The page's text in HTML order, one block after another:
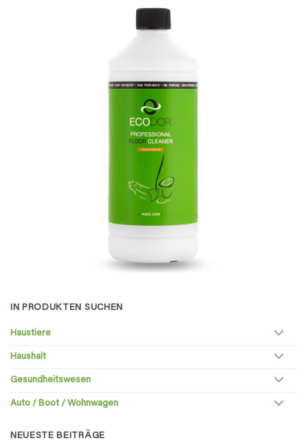
IN PRODUKTEN SUCHEN
Haustiere
Haushalt
Gesundheitswesen
Auto / Boot / Wohnwagen
NEUESTE BEITRÄGE